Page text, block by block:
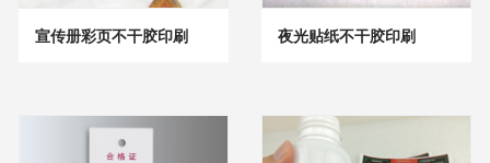
宣传册彩页不干胶印刷 夜光贴纸不干胶印刷